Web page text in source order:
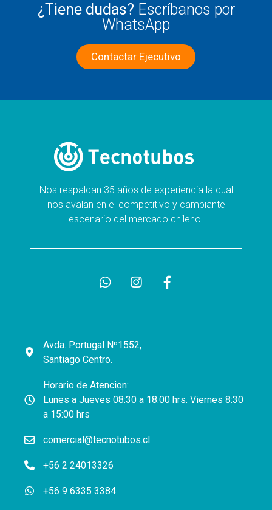
¿Tiene dudas? Escríbanos por
WhatsApp
Contactar Ejecutivo
Nos respaldan 35 años de experiencia la cual
nos avalan en el competitivo y cambiante
escenario del mercado chileno.
Avda. Portugal Nº1552,
Santiago Centro.
Horario de Atencion:
Lunes a Jueves 08:30 a 18:00 hrs. Viernes 8:30
a 15:00 hrs
comercial@tecnotubos.cl
+56 2 24013326
+56 9 6335 3384